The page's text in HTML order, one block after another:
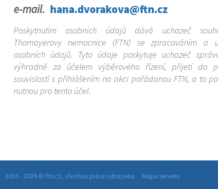
e-mail. hana.dvorakova@ftn.cz
Poskytnutím osobních údajů dává uchazeč
Thomayerovy nemocnice (FTN) se zpracováním a
osobních údajů. Tyto údaje poskytuje uchazeč
výhradně za účelem výběrového řízení, přijetí do
souvislostí s přihlášením na akci pořádanou FTN, a to
nutnou pro tento účel.
2016 - 2026 © ftn.cz, všechna práva vyhrazena. Mapa serveru.